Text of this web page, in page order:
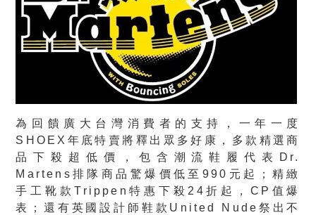
為回饋廣大台灣消費者的支持，一年一度
SHOEX年底特賣將釋出眾多好康，多款精選商
品下殺超低價，包含潮流鞋履代表Dr.
Martens排隊商品驚爆價低至990元起；精緻
手工靴款Trippen特惠下殺24折起，CP值爆
表；還有英國設計師鞋款United Nude祭出不